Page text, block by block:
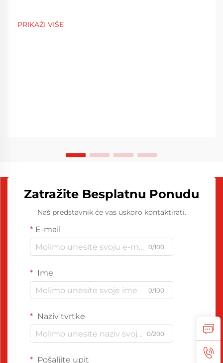
PRIKAŽI VIŠE
Zatražite Besplatnu Ponudu
Naš predstavnik će vas uskoro kontaktirati.
E-mail
0/100
Ime
0/100
Naziv tvrtke
0/200
Pošaljite upit